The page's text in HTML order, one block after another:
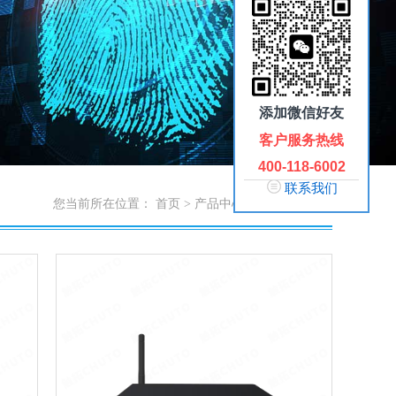
您当前所在位置： 首页 > 产品中心
添加微信好友
客户服务热线
400-118-6002
联系我们